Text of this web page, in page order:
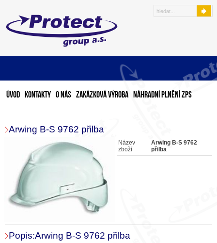
Arwing B-S 9762 přilba
Název
zboží
Arwing B-S 9762
přilba
Popis:Arwing B-S 9762 přilba
Úvod Kontakty O nás Zakázková výroba Náhradní plnění ZPS